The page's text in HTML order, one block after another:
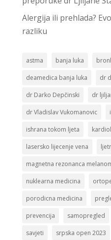
Alergija ili prehlada?
razliku
astma banja luka
deamedica banja luka dr
dr Darko Depčinski dr
dr Vladislav Vukomanovic
ishrana tokom ljeta
lasersko lijecenje vena
magnetna rezonanca
nuklearna medicina
porodicna medicina
prevencija samopregled
savjeti srpska open 2023